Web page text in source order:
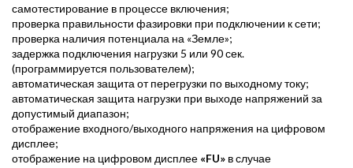
самотестирование в процессе включения;
проверка правильности фазировки при подключении к сети;
проверка наличия потенциала на «Земле»;
задержка подключения нагрузки 5 или 90 сек.
(программируется пользователем);
автоматическая защита от перегрузки по выходному току;
автоматическая защита нагрузки при выходе напряжений за
допустимый диапазон;
отображение входного/выходного напряжения на цифровом
дисплее;
отображение на цифровом дисплее «FU» в случае